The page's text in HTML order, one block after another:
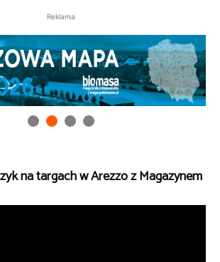
Reklama
na targach w Arezzo z Magazynem